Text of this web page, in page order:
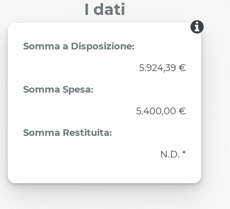
I dati
Somma a Disposizione:
5.924,39 €
Somma Spesa:
5.400,00 €
Somma Restituita:
N.D. *